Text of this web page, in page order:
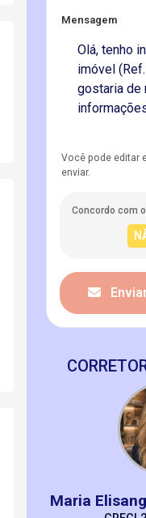
Mensagem
Você pode editar
enviar.
Concordo com
Maria